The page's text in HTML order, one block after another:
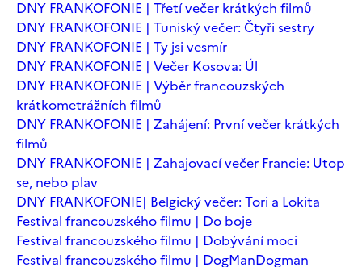
DNY FRANKOFONIE | Třetí večer krátkých filmů
DNY FRANKOFONIE | Tuniský večer: Čtyři sestry
DNY FRANKOFONIE | Ty jsi vesmír
DNY FRANKOFONIE | Večer Kosova: Úl
DNY FRANKOFONIE | Výběr francouzských
krátkometrážních filmů
DNY FRANKOFONIE | Zahájení: První večer krátkých
filmů
DNY FRANKOFONIE | Zahajovací večer Francie: Utop
se, nebo plav
DNY FRANKOFONIE| Belgický večer: Tori a Lokita
Festival francouzského filmu | Do boje
Festival francouzského filmu | Dobývání moci
Festival francouzského filmu | DogManDogman